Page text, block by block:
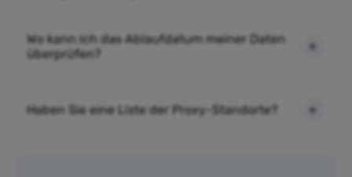
Wo kann ich das Ablaufdatum meiner Daten
überprüfen?
Haben Sie eine Liste der Proxy-Standorte?